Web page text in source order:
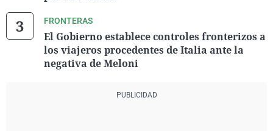
FRONTERAS
El Gobierno establece controles fronterizos a
los viajeros procedentes de Italia ante la
negativa de Meloni